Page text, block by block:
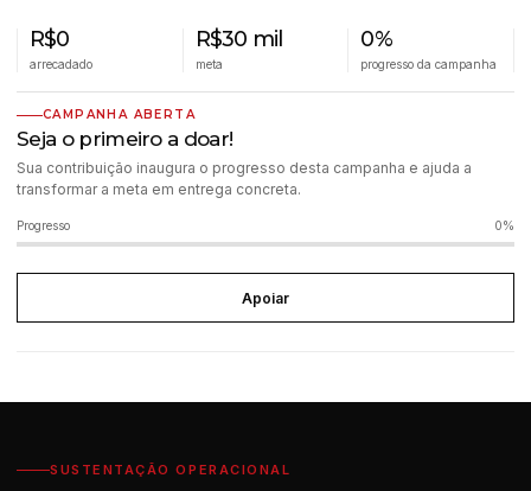
R$0
arrecadado
R$30 mil
meta
0%
progresso da campanha
CAMPANHA ABERTA
Seja o primeiro a doar!
Sua contribuição inaugura o progresso desta campanha e ajuda a
transformar a meta em entrega concreta.
Progresso 0%
Apoiar
SUSTENTAÇÃO OPERACIONAL